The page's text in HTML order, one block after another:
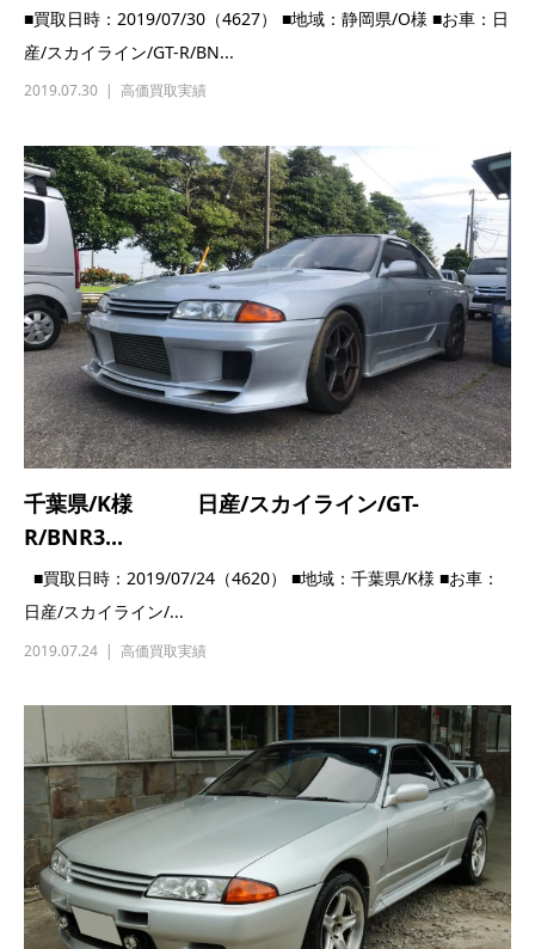
千葉県/K様 日産/スカイライン/GT-
R/BNR3...
■買取日時：2019/07/24（4620） ■地域：千葉県/K様 ■お車：
日産/スカイライン/...
2019.07.24 高価買取実績
千葉県/T様 日産/スカイライン/GT-
R/BNR3...
■買取日時：2019/07/01（4564） ■地域：千葉県/T様 ■お車：
日産/スカイライン/...